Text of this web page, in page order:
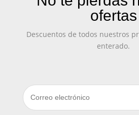
ofertas
Descuentos de todos nuestros
enterado.